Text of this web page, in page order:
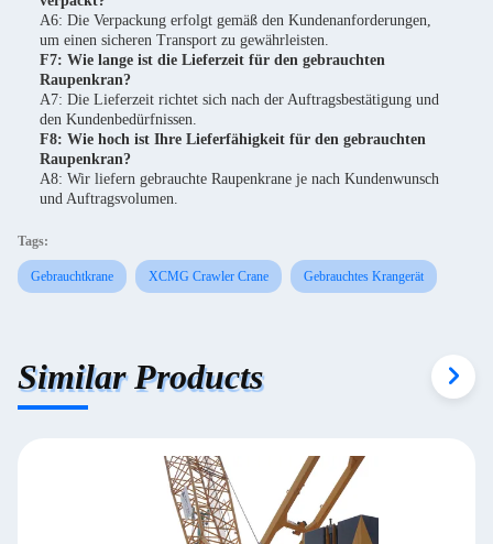
A6: Die Verpackung erfolgt gemäß den Kundenanforderungen,
um einen sicheren Transport zu gewährleisten.
F7: Wie lange ist die Lieferzeit für den gebrauchten
Raupenkran?
A7: Die Lieferzeit richtet sich nach der Auftragsbestätigung und
den Kundenbedürfnissen.
F8: Wie hoch ist Ihre Lieferfähigkeit für den gebrauchten
Raupenkran?
A8: Wir liefern gebrauchte Raupenkrane je nach Kundenwunsch
und Auftragsvolumen.
Tags:
Gebrauchtkrane XCMG Crawler Crane Gebrauchtes Krangerät
Similar Products